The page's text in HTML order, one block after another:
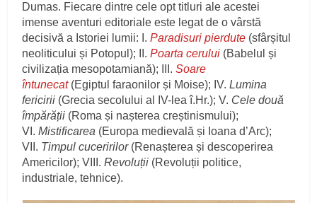
Dumas. Fiecare dintre cele opt titluri ale acestei
imense aventuri editoriale este legat de o vârstă
decisivă a Istoriei lumii: I.Paradisuri pierdute (sfârșitul
neoliticului și Potopul); II.Poarta cerului (Babelul și
civilizația mesopotamiană); III.Soare
întunecat(Egiptul faraonilor și Moise); IV.Lumina
fericirii (Grecia secolului al IV-lea î.Hr.); V. Cele două
împărății (Roma și nașterea creștinismului);
VI.Mistificarea (Europa medievală și Ioana d’Arc);
VII. Timpul cuceririlor(Renașterea și descoperirea
Americilor); VIII.Revoluții (Revoluții politice,
industriale, tehnice).